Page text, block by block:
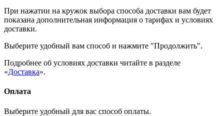
При нажатии на кружок выбора способа доставки вам будет
показана дополнительная информация о тарифах и условиях
доставки.
Выберите удобный вам способ и нажмите "Продолжить".
Подробнее об условиях доставки читайте в разделе
«Доставка».
Оплата
Выберите удобный для вас способ оплаты.